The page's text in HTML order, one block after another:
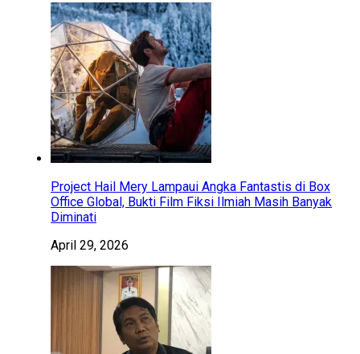
Project Hail Mery Lampaui Angka Fantastis di Box
Office Global, Bukti Film Fiksi Ilmiah Masih Banyak
Diminati
April 29, 2026